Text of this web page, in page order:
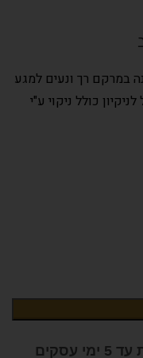
במרקם רך ונעים למגע
כולל ניקוי ע"י